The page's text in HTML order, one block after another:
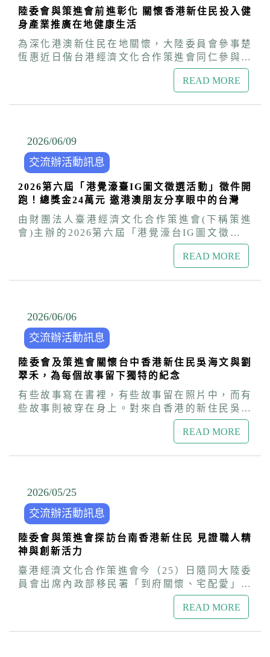
故事，轉化為創意作品踴躍投稿，除了紀錄精彩
的留學生活，更有機會贏取豐富獎金，獲得學員
與港澳後持續發揮青年影響力。並鼓勵大家參加
策進會舉辦的「2026年港覺濠臺IG圖文競賽」，
將金門所見所聞、文化風情與心中感動，用創意
發聲，帶著如風獅爺般堅定的韌性，寫下屬於年
輕世代的精彩故事！ 金門縣議員唐麗輝特地抽空
出席中午的交流餐會，與學員熱絡互動。
參與各項社會服務，不僅擔任吳沙故居的導覽志
工，更加入宜蘭縣文化局「醜小鴨故事劇團」成
為假日故事志工長達13年。 在劇團中，吳美兒與
夥伴們攜手將繪本故事改編成生動有趣的戲劇表
演，足跡遍及圖書館、校園與社區。藉由不同領
域面向的參與及付出，除了不斷增進自身能力，
更將文化與故事的力量傳遞給更多家庭。她豐富
且具啟發性的生命經驗，亦曾獲邀在電視節目
「只要願意學習、願意付出，每個人都能在不同
的土地上綻放自己獨特的光。」 陸委會參事楚恆
惠表示，港澳人士移居台灣後，除在經濟與文化
領域展現多元發展外，也逐步在地方創生、文化
傳承及社區關懷等面向發揮影響力，展現對台灣
這片土地的熱愛。策進會將配合陸委會持續走訪
各地，訪視港澳朋友，並辦理關懷港澳居民來台
居留定居座談會、台適生活講座與IG圖文徵選、
健行淨山、足球賽、好友港節市集等各式活動，
打造台港澳多元共融的生活環境，協助港澳朋友
定居及生活適應更加順利，在台安居樂業。
陸委會與策進會前進彰化 關懷香港新住民投入健
身產業推廣在地健康生活
為深化港澳新住民在地關懷，大陸委員會參事楚
恆惠近日偕台港經濟文化合作策進會同仁參與內
政部移民署「到府服務、宅配愛」聯合訪視活
動，前往彰化市探訪香港新住民「阿言」(化
入溫暖能量。 香港新住民阿言運動相關學系畢業
後，選擇留台投入健身產業，與友人共同創立運
動工作室，提供私人教練、銀髮肌力訓練及團體
課程等服務。阿言相信運動能帶來健康與正向力
量，鑑於銀髮人口比例增加，她持續精進專業能
力，希望幫助更多長者關注健康，提升生活品
質，並建議銀髮族除了走路外，也能適當訓練肌
力，避免滑倒受傷。隨著學員增加，他們於3年後
擴大場館規模，提供更完善寬廣的運動空間。 楚
恆惠表示，台灣是尊重多元文化、充滿人情味的
社會，政府歡迎港澳朋友來台發展，也樂見港澳
新住民運用自身專長投入各行各業，展現多元活
與發展情形，協助港澳新住民安心生活、在台深
耕發展。
READ MORE
2026/06/09
交流辦活動訊息
2026第六屆「港覺濠臺IG圖文徵選活動」徵件開
跑！總獎金24萬元 邀港澳朋友分享眼中的台灣
由財團法人臺港經濟文化合作策進會(下稱策進
會)主辦的2026第六屆「港覺濠台IG圖文徵選活
動」，即日起至10月31日開放徵件。以「拍出你
眼中的台灣」為主題，邀請港澳朋友透過
多港澳朋友用自己的視角，記錄屬於台灣的故
事。 以港澳視角，收藏屬於台灣的日常風景 策
進會秘書長盧長水表示，「港覺濠臺IG圖文徵選
活動」自2021年起已走過五屆，活動不僅呈現港
澳朋友眼中的台灣，讓不同生活經驗與文化視角
彼此交會，更延伸台港澳之間的理解與情感連
結，投稿件數逐年創新高，已然成為台港澳交流
的重要平台，深受好評。今年持續邀請港澳朋友
以圖文記錄與台灣相遇的時刻，從街角風景、旅
途印象到生活日常，寫下一則則真誠而動人的故
事。 用一則貼文分享你眼中的台灣 本屆活動
開放在台居留、短期停留，或來台旅遊的港澳朋
裡一直捨不得刪除的台灣回憶，只要是2025年起
在台灣拍攝的照片，都可投稿參加。主辦單位也
鼓勵多元創作與不同視角表達，投稿次數不限，
期待讓更多港澳朋友用自己的影像與文字，留下
屬於台灣的真實印象。 年底揭曉26件作品 讓港
澳視角吸引更多人的目光 本屆活動將於12月8日
公布得獎名單並舉行頒獎典禮，得獎作品也將於
12月8日至15日在西門紅樓展出，讓這些來自港
澳朋友的影像與文字，不只停留在社群平台，也
走進實體空間，讓更多人透過港澳朋友的視角，
看見台灣美麗真實而多元的樣貌。 第六屆港覺濠
READ MORE
2026/06/06
交流辦活動訊息
陸委會及策進會關懷台中香港新住民吳海文與劉
翠禾，為每個故事留下獨特的紀念
有些故事寫在書裡，有些故事留在照片中，而有
些故事則被穿在身上。對來自香港的新住民吳海
文先生與劉翠禾女士而言，每一件客製化服飾都
承載著一段珍貴回憶，也見證著人與人之間真摯
他們在台灣創業與生活的點滴歷程。為追求理想
生活，吳海文放棄香港工作，與太太共同來台創
業，並選擇氣候宜人、生活步調適中的台中作為
落腳處。夫妻倆結合對繪畫與設計的熱愛，創立
「禾文堂」客製服飾工作室，為顧客打造專屬圖
像與服飾作品。 他們分享，客製服飾最珍貴的不
只是作品本身，而是每件作品背後的故事。曾有
客戶將家中九隻貓咪印製在衣服上，希望隨時與
毛孩相伴；也有父親特地將女兒十五年前的畫作
印製成衣服，為病重的妻子加油打氣；更有家屬
透過紀念服飾寄託對親人的思念。這些經歷讓夫
妻倆深刻感受到透過服飾傳達出的真摯情感。 邱
READ MORE
2026/05/25
交流辦活動訊息
陸委會與策進會探訪台南香港新住民 見證職人精
神與創新活力
臺港經濟文化合作策進會今（25）日隨同大陸委
員會出席內政部移民署「到府關懷、宅配愛」活
動，前往台南市新化區訪視港人鄭泳嘉女士。透
過面對面交流，實地了解港澳朋友在台落地生根
READ MORE